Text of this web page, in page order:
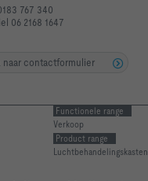
767 340
06 2168 1647
naar contactformulier
Functionele range
Verkoop
Product range
Luchtbehandelingskasten